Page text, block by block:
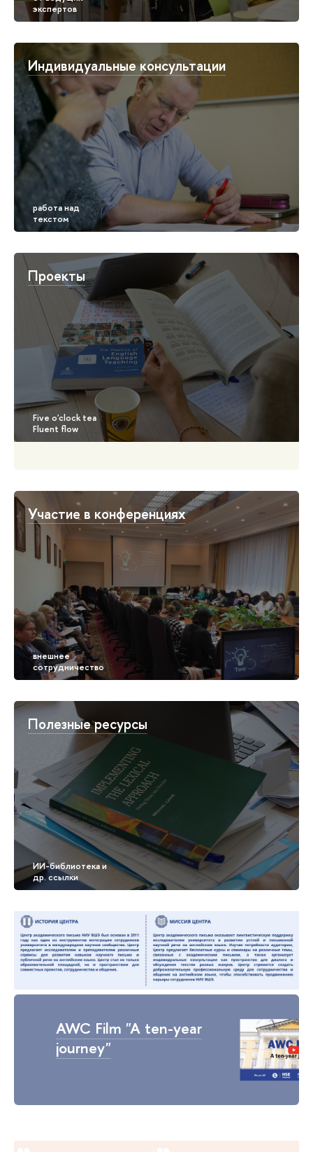
Индивидуальные консультации
Проекты
Участие в конференциях
Полезные ресурсы
AWC Film "A ten-year
journey"